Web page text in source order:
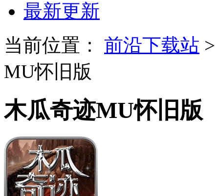
最新更新
当前位置：
前沿下载站
MU怀旧版
木瓜奇迹MU怀旧版